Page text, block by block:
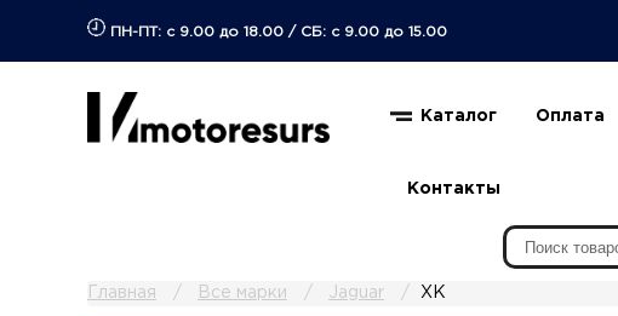
ПН-ПТ: с 9.00 до 18.00 / СБ: с 9.00 до 15.00
Каталог Оплата
Контакты
Главная Все марки Jaguar XK